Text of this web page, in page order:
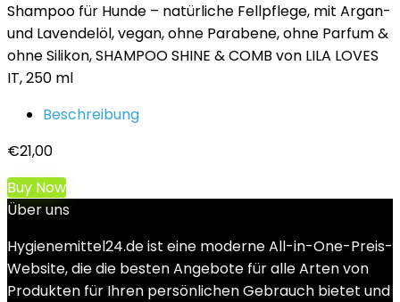
Shampoo für Hunde – natürliche Fellpflege, mit Argan-
und Lavendelöl, vegan, ohne Parabene, ohne Parfum &
ohne Silikon, SHAMPOO SHINE & COMB von LILA LOVES
IT, 250 ml
Beschreibung
€21,00
Buy Now
Über uns
Hygienemittel24.de ist eine moderne All-in-One-Preis-
Website, die die besten Angebote für alle Arten von
Produkten für Ihren persönlichen Gebrauch bietet und